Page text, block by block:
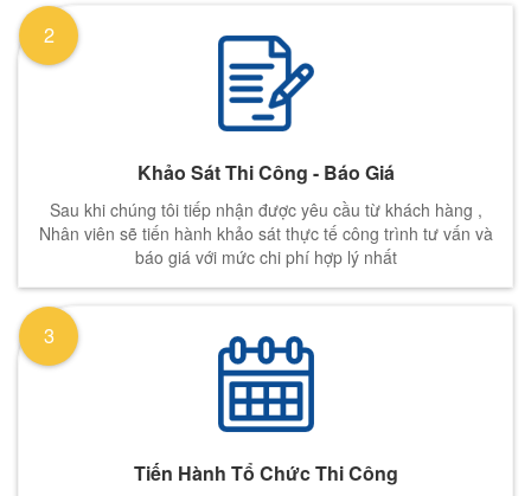
Khảo Sát Thi Công - Báo Giá
Sau khi chúng tôi tiếp nhận được yêu cầu từ khách hàng ,
Nhân viên sẽ tiến hành khảo sát thực tế công trình tư vấn và
báo giá với mức chi phí hợp lý nhất
2
Tiến Hành Tổ Chức Thi Công
3